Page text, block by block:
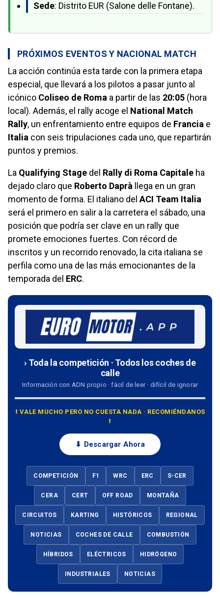
Sede: Distrito EUR (Salone delle Fontane).
PRÓXIMOS EVENTOS Y NACIONAL MATCH
La acción continúa esta tarde con la primera etapa
especial, que llevará a los pilotos a pasar junto al
icónico Coliseo de Roma a partir de las 20:05 (hora
local). Además, el rally acoge el National Match
Rally, un enfrentamiento entre equipos de Francia e
Italia con seis tripulaciones cada uno, que repartirán
puntos y premios.
La Qualifying Stage del Rally di Roma Capitale ha
dejado claro que Roberto Daprà llega en un gran
momento de forma. El italiano delACI Team Italia
será el primero en salir a la carretera el sábado, una
posición que podría ser clave en un rally que
promete emociones fuertes. Con récord de
inscritos y un recorrido renovado, la cita italiana se
perfila como una de las más emocionantes de la
temporada del ERC.
› Toda la competición · Todos los coches de
calle
Información con ADN propio · fácil de leer · difícil de ignorar
⭡ VALE MUCHO PERO NO CUESTA NADA · RECOMIÉNDANOS
⭡
⬇ Descargar Ahora
COMPETICIÓN F1 WRC ERC S-CER
CERA CERT OFF ROAD MONTAÑA
CIRCUITOS KARTING HISTÓRICOS REGIONAL
NOTICIAS COCHES DE CALLE COMBUSTIÓN
HÍBRIDOS ELÉCTRICOS HIDRÓGENO
INDUSTRIALES NOTICIAS